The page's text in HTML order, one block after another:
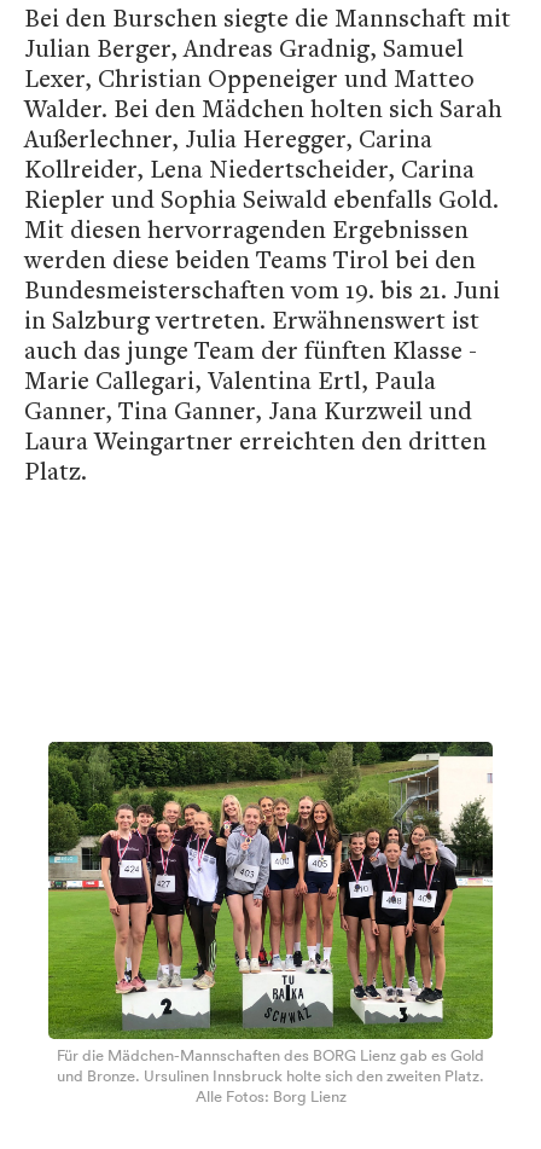
Bei den Burschen siegte die Mannschaft mit
Julian Berger, Andreas Gradnig, Samuel
Lexer, Christian Oppeneiger und Matteo
Walder. Bei den Mädchen holten sich Sarah
Außerlechner, Julia Heregger, Carina
Kollreider, Lena Niedertscheider, Carina
Riepler und Sophia Seiwald ebenfalls Gold.
Mit diesen hervorragenden Ergebnissen
werden diese beiden Teams Tirol bei den
Bundesmeisterschaften vom 19. bis 21. Juni
in Salzburg vertreten. Erwähnenswert ist
auch das junge Team der fünften Klasse -
Marie Callegari, Valentina Ertl, Paula
Ganner, Tina Ganner, Jana Kurzweil und
Laura Weingartner erreichten den dritten
Platz.
Für die Mädchen-Mannschaften des BORG Lienz gab es Gold
und Bronze. Ursulinen Innsbruck holte sich den zweiten Platz.
Alle Fotos: Borg Lienz